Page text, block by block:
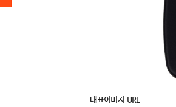
대표이미지 URL